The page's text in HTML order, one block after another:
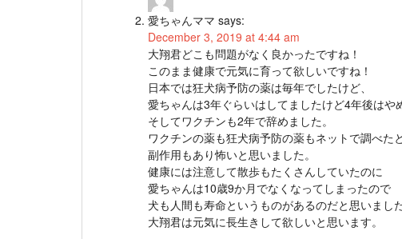
愛ちゃんママ says:
December 3, 2019 at 4:44 am
大翔君どこも問題がなく良かったですね！
このまま健康で元気に育って欲しいですね！
日本では狂犬病予防の薬は毎年でしたけど、
愛ちゃんは3年ぐらいはしてましたけど4年後はや
そしてワクチンも2年で辞めました。
ワクチンの薬も狂犬病予防の薬もネットで調べた
副作用もあり怖いと思いました。
健康には注意して散歩もたくさんしていたのに
愛ちゃんは10歳9か月でなくなってしまったので
犬も人間も寿命というものがあるのだと思いました
大翔君は元気に長生きして欲しいと思います。